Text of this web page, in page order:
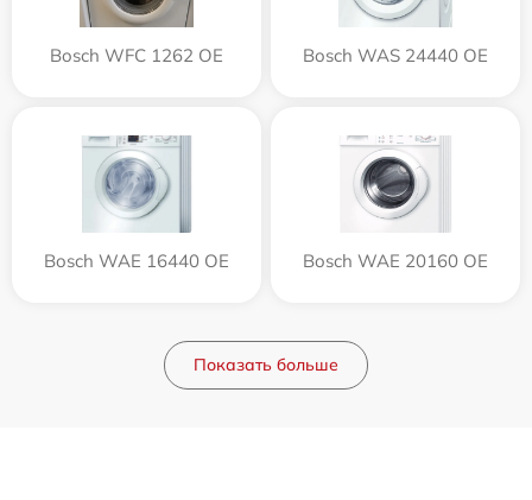
Bosch WFC 1262 OE Bosch WAS 24440 OE
Bosch WAE 16440 OE Bosch WAE 20160 OE
Показать больше